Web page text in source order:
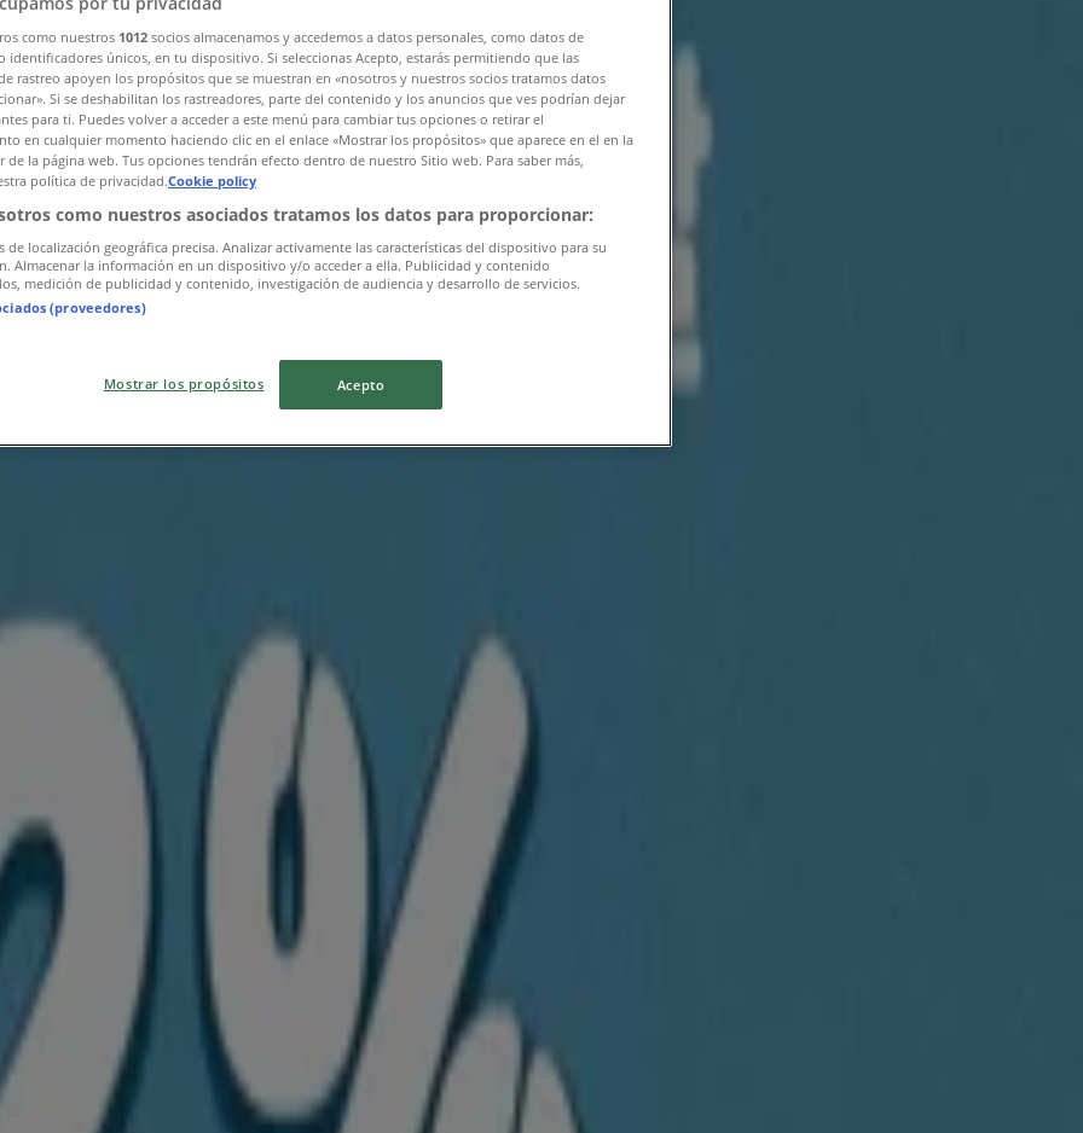
세요
como nuestros 1012 socios almacenamos y accedemos a datos personales, como datos de
identificadores únicos, en tu dispositivo. Si seleccionas Acepto, estarás permitiendo que las
rastreo apoyen los propósitos que se muestran en «nosotros y nuestros socios tratamos datos
Si se deshabilitan los rastreadores, parte del contenido y los anuncios que ves podrían dejar
para ti. Puedes volver a acceder a este menú para cambiar tus opciones o retirar el
en cualquier momento haciendo clic en el enlace «Mostrar los propósitos» que aparece en el en la
de la página web. Tus opciones tendrán efecto dentro de nuestro Sitio web. Para saber más,
política de privacidad.Cookie policy
como nuestros asociados tratamos los datos para proporcionar:
de localización geográfica precisa. Analizar activamente las características del dispositivo para su
Almacenar la información en un dispositivo y/o acceder a ella. Publicidad y contenido
medición de publicidad y contenido, investigación de audiencia y desarrollo de servicios.
(proveedores)
Mostrar los propósitos Acepto